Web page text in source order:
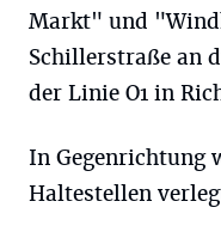
Markt" und
Schillerstraße an
der Linie O1 in
In Gegenrichtung
Haltestellen